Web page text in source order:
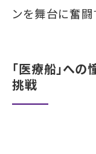
ンを舞台に奮闘
「医療船」へ
挑戦